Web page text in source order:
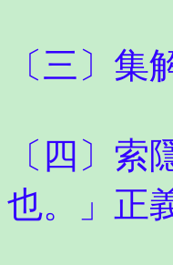
〔三〕
〔四〕
也。」正